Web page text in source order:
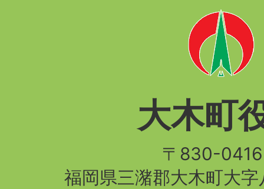
大木町
〒830-
福岡県三潴郡大木町大